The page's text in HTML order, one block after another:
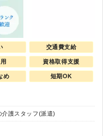
交通費支給
資格取得支援
め 短期OK
護スタッフ(派遣)